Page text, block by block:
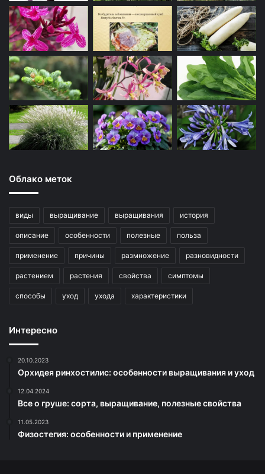
Облако меток
виды выращивание выращивания история
описание особенности полезные польза
применение причины размножение разновидности
растением растения свойства симптомы
способы уход ухода характеристики
Интересно
20.10.2023
Орхидея ринхостилис: особенности выращивания и уход
12.04.2024
Все о груше: сорта, выращивание, полезные свойства
11.05.2023
Физостегия: особенности и применение